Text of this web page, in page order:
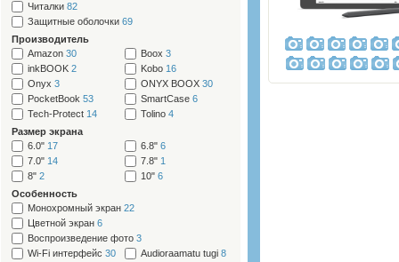
Читалки 82
Защитные оболочки 69
Производитель
Amazon 30 Boox 3
inkBOOK 2 Kobo 16
Onyx 3 ONYX BOOX 30
PocketBook 53 SmartCase 6
Tech-Protect 14 Tolino 4
Размер экрана
6.0" 17 6.8" 6
7.0" 14 7.8" 1
8" 2 10" 6
Особенность
Монохромный экран 22
Цветной экран 6
Воспроизведение фото 3
Wi-Fi интерфейс 30 Audioraamatu tugi 8